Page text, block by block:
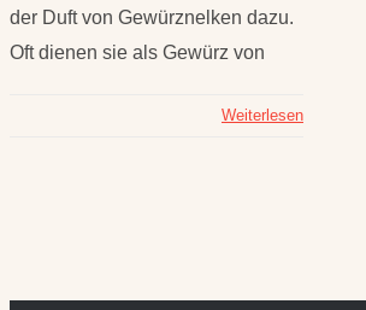
der Duft von Gewürznelken dazu.
Oft dienen sie als Gewürz von
Weiterlesen